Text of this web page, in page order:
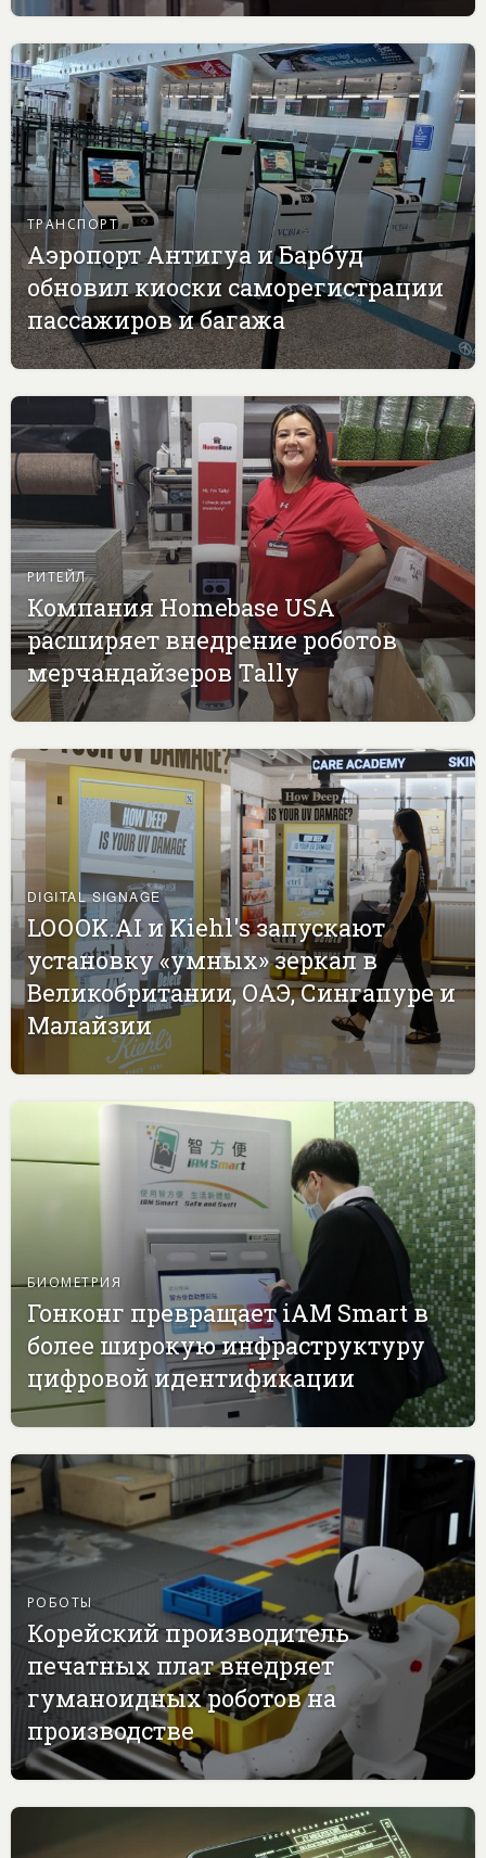
ТРАНСПОРТ
Аэропорт Антигуа и Барбуд
обновил киоски саморегистрации
пассажиров и багажа
РИТЕЙЛ
Компания Homebase USA
расширяет внедрение роботов
мерчандайзеров Tally
DIGITAL SIGNAGE
LOOOK.AI и Kiehl's запускают
установку «умных» зеркал в
Великобритании, ОАЭ, Сингапуре и
Малайзии
БИОМЕТРИЯ
Гонконг превращает iAM Smart в
более широкую инфраструктуру
цифровой идентификации
РОБОТЫ
Корейский производитель
печатных плат внедряет
гуманоидных роботов на
производстве